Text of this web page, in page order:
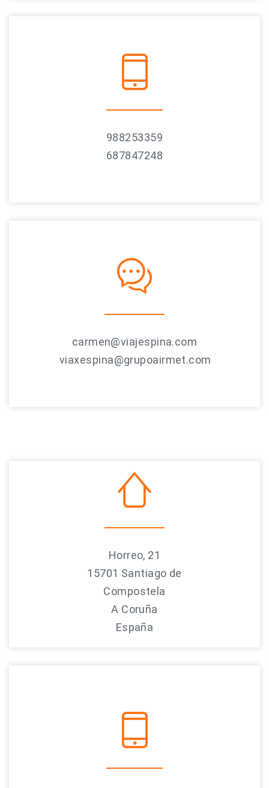
988253359
687847248
carmen@viajespina.com
viaxespina@grupoairmet.com
Horreo, 21
15701 Santiago de
Compostela
A Coruña
España